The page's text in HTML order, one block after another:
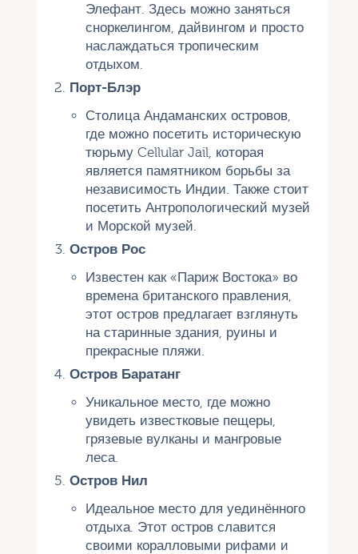
Элефант. Здесь можно заняться
сноркелингом, дайвингом и просто
наслаждаться тропическим
отдыхом.
Порт-Блэр
Столица Андаманских островов,
где можно посетить историческую
тюрьму Cellular Jail, которая
является памятником борьбы за
независимость Индии. Также стоит
посетить Антропологический музей
и Морской музей.
Остров Рос
Известен как «Париж Востока» во
времена британского правления,
этот остров предлагает взглянуть
на старинные здания, руины и
прекрасные пляжи.
Остров Баратанг
Уникальное место, где можно
увидеть известковые пещеры,
грязевые вулканы и мангровые
леса.
Остров Нил
Идеальное место для уединённого
отдыха. Этот остров славится
своими коралловыми рифами и